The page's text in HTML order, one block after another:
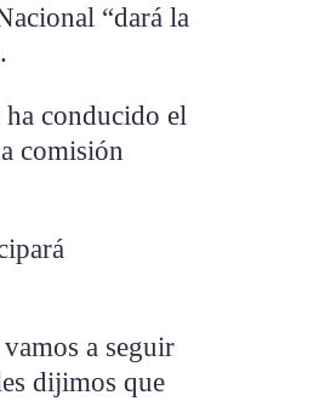
“dará la
conducido el
comisión
a seguir
dijimos que